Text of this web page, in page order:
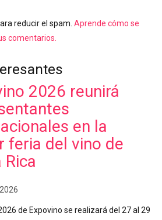
reducir el spam. Aprende cómo se
comentarios.
2026 reunirá
en la
feria del vino de
Rica
de Expovino se realizará del 27 al 29